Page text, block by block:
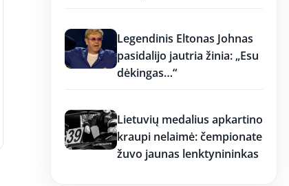
Legendinis Eltonas Johnas
pasidalijo jautria žinia: „Esu
dėkingas…“
Lietuvių medalius apkartino
kraupi nelaimė: čempionate
žuvo jaunas lenktynininkas